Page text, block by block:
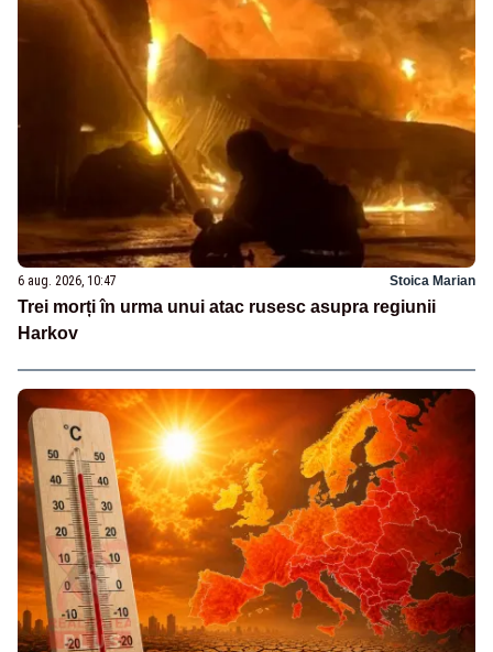
6 aug. 2026, 10:47 Stoica Marian
Trei morți în urma unui atac rusesc asupra regiunii
Harkov